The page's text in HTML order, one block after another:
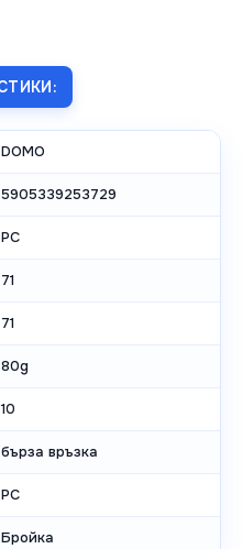
DOMO
5905339253729
PC
71
71
80g
10
бърза връзка
PC
Бройка